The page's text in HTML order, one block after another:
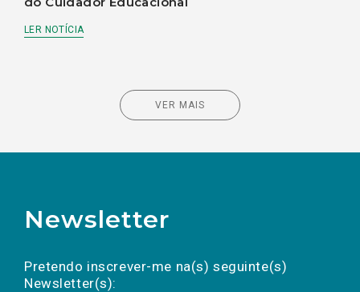
LER NOTÍCIA
VER MAIS
Newsletter
Pretendo inscrever-me na(s) seguinte(s)
Newsletter(s):
a(s) newsletter(s).
mail